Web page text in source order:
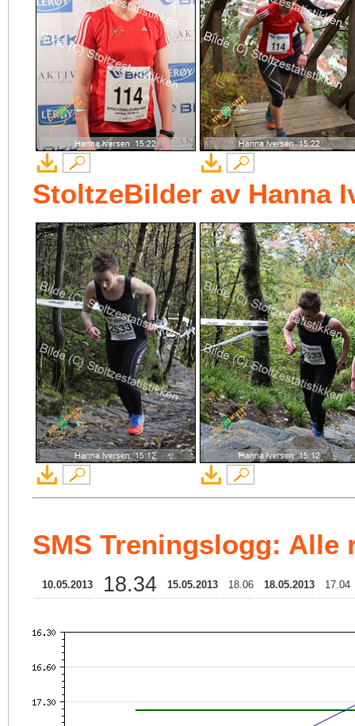
StoltzeBilder av Hanna
SMS Treningslogg: Alle
10.05.2013 18.34 15.05.2013 18.06 18.05.2013 17.04